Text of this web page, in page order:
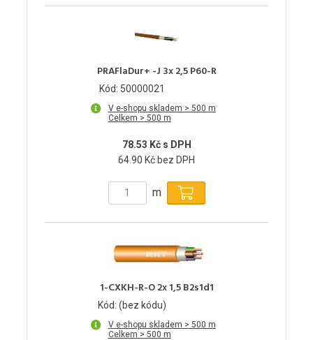
PRAFlaDur+ -J 3x 2,5 P60-R
Kód: 50000021
V e-shopu skladem > 500 m
Celkem > 500 m
78.53 Kč s DPH
64.90 Kč bez DPH
m
1-CXKH-R-O 2x 1,5 B2s1d1
Kód: (bez kódu)
V e-shopu skladem > 500 m
Celkem > 500 m